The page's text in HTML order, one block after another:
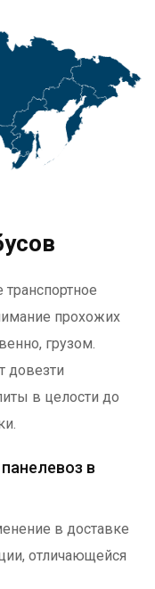
прохожих
грузом.
довезти
в целости до
в
в доставке
отличающейся